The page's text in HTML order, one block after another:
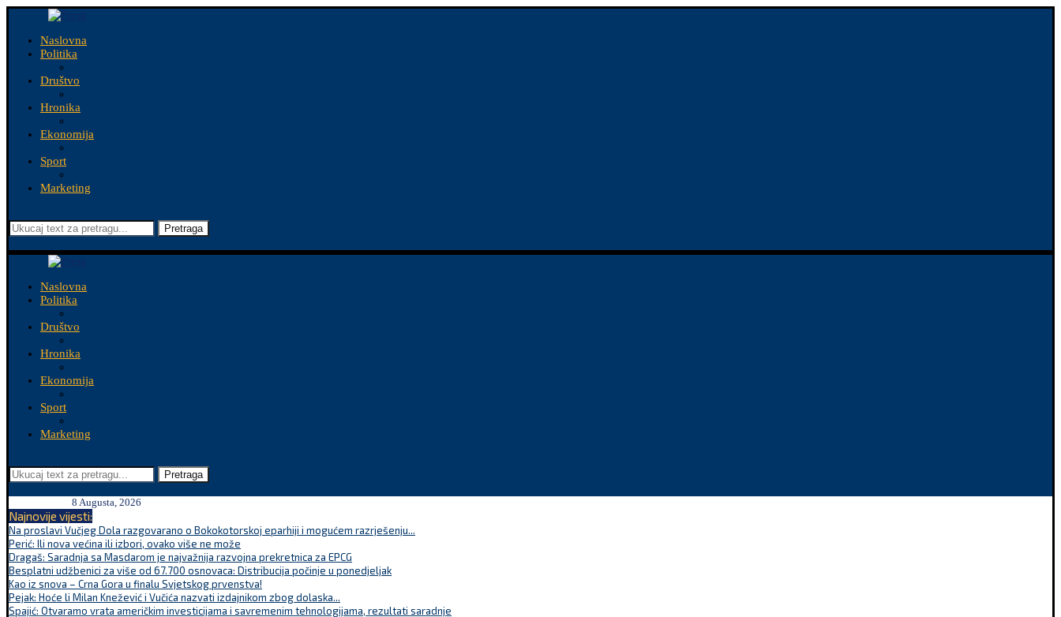
Naslovna
Politika
Društvo
Hronika
Ekonomija
Sport
Marketing
Pretraga
Naslovna
Politika
Društvo
Hronika
Ekonomija
Sport
Marketing
Pretraga
8 Augusta, 2026
Najnovije vijesti:
Na proslavi Vučjeg Dola razgovarano o Bokokotorskoj eparhiji i mogućem razrješenju...
Perić: Ili nova većina ili izbori, ovako više ne može
Dragaš: Saradnja sa Masdarom je najvažnija razvojna prekretnica za EPCG
Besplatni udžbenici za više od 67.700 osnovaca: Distribucija počinje u ponedjeljak
Kao iz snova – Crna Gora u finalu Svjetskog prvenstva!
Pejak: Hoće li Milan Knežević i Vučića nazvati izdajnikom zbog dolaska...
Spajić: Otvaramo vrata američkim investicijama i savremenim tehnologijama, rezultati saradnje